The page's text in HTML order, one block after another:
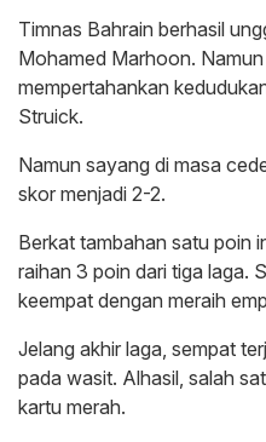
Timnas Bahrain berhasil
Mohamed Marhoon.
mempertahankan
Struick.
Namun sayang di masa
skor menjadi 2-2.
Berkat tambahan satu poin
raihan 3 poin dari tiga laga.
keempat dengan meraih
Jelang akhir laga, sempat
pada wasit. Alhasil, salah
kartu merah.